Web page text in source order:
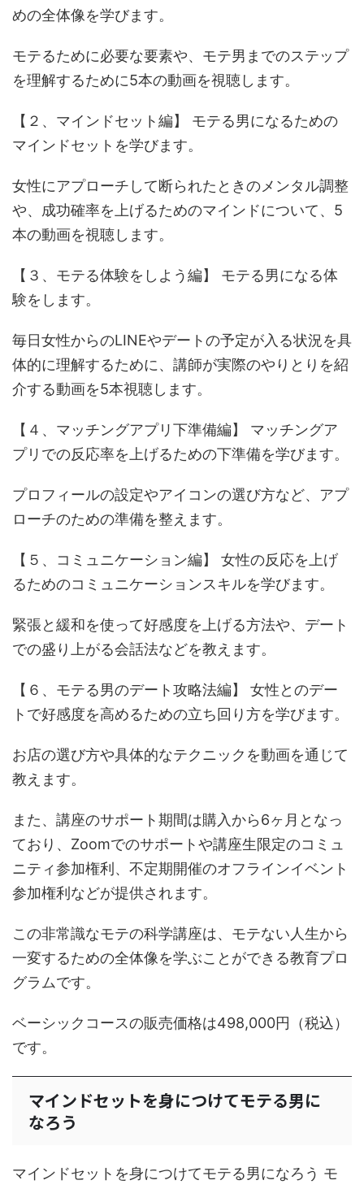
めの全体像を学びます。
モテるために必要な要素や、モテ男までのステップ
を理解するために5本の動画を視聴します。
【２、マインドセット編】 モテる男になるための
マインドセットを学びます。
女性にアプローチして断られたときのメンタル調整
や、成功確率を上げるためのマインドについて、5
本の動画を視聴します。
【３、モテる体験をしよう編】 モテる男になる体
験をします。
毎日女性からのLINEやデートの予定が入る状況を具
体的に理解するために、講師が実際のやりとりを紹
介する動画を5本視聴します。
【４、マッチングアプリ下準備編】 マッチングア
プリでの反応率を上げるための下準備を学びます。
プロフィールの設定やアイコンの選び方など、アプ
ローチのための準備を整えます。
【５、コミュニケーション編】 女性の反応を上げ
るためのコミュニケーションスキルを学びます。
緊張と緩和を使って好感度を上げる方法や、デート
での盛り上がる会話法などを教えます。
【６、モテる男のデート攻略法編】 女性とのデー
トで好感度を高めるための立ち回り方を学びます。
お店の選び方や具体的なテクニックを動画を通じて
教えます。
また、講座のサポート期間は購入から6ヶ月となっ
ており、Zoomでのサポートや講座生限定のコミュ
ニティ参加権利、不定期開催のオフラインイベント
参加権利などが提供されます。
この非常識なモテの科学講座は、モテない人生から
一変するための全体像を学ぶことができる教育プロ
グラムです。
ベーシックコースの販売価格は498,000円（税込）
です。
マインドセットを身につけてモテる男に
なろう
マインドセットを身につけてモテる男になろう モ